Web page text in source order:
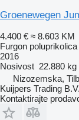
Groenewegen
4.400 € ≈ 8.603 KM
Furgon poluprikolica
2016
Nosivost 22.880 kg
Nizozemska,
Kuijpers Trading B.V.
Kontaktirajte